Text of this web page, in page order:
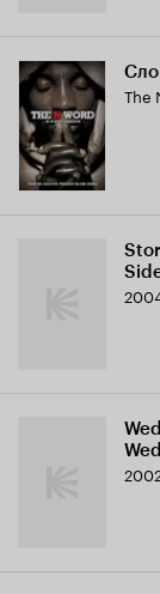
The